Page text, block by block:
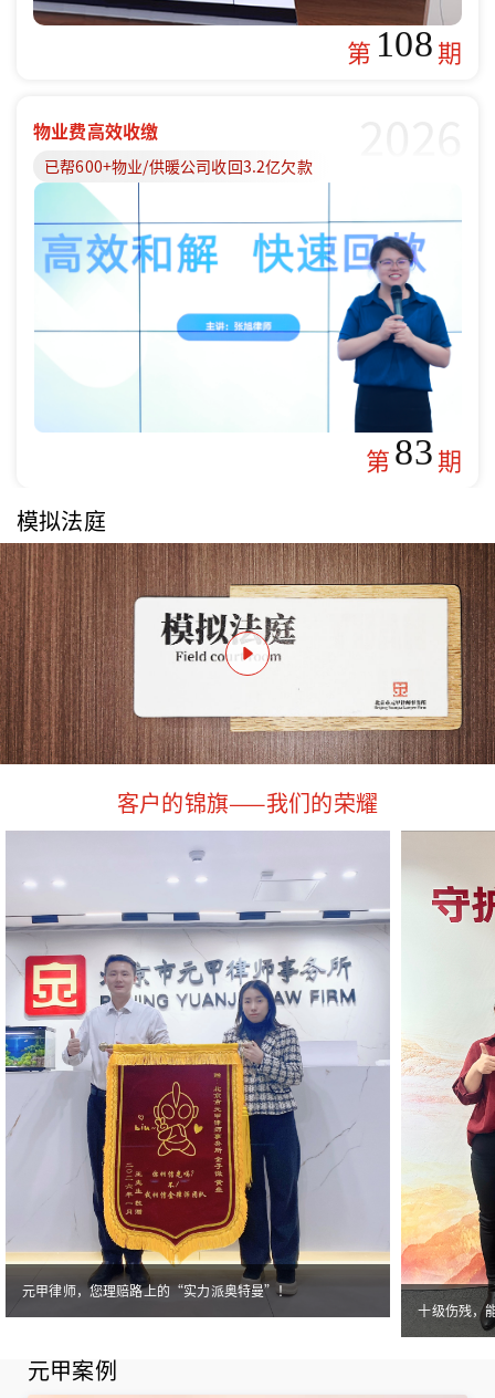
第 108期
物业费高效收缴
已帮600+物业/供暖公司收回3.2亿欠款
第83期
模拟法庭
客户的锦旗——我们的荣耀
元甲律师，您理赔路上的“实力派奥特曼”！
十级伤残，
元甲案例